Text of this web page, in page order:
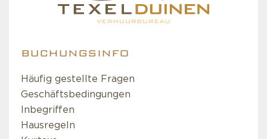
BUCHUNGSINFO
Häufig gestellte Fragen
Geschäftsbedingungen
Inbegriffen
Hausregeln